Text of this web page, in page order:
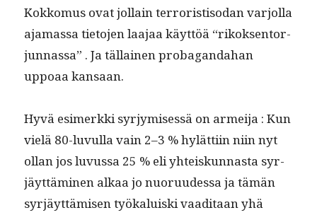
Kokko­mus ovat jol­lain ter­ror­is­ti­so­dan var­jol­la
aja­mas­sa tieto­jen laa­jaa käyt­töä “rikok­sen­tor­
jun­nas­sa” . Ja täl­lainen proba­gan­da­han
uppoaa kansaan.
Hyvä esimerk­ki syr­jymisessä on armei­ja : Kun
vielä 80-luvul­la vain 2–3 % hylät­ti­in niin nyt
ollan jos luvus­sa 25 % eli yhteiskun­nas­ta syr­
jäyt­tämi­nen alkaa jo nuoru­udessa ja tämän
syr­jäyt­tämisen työkaluis­ki vaa­di­taan yhä